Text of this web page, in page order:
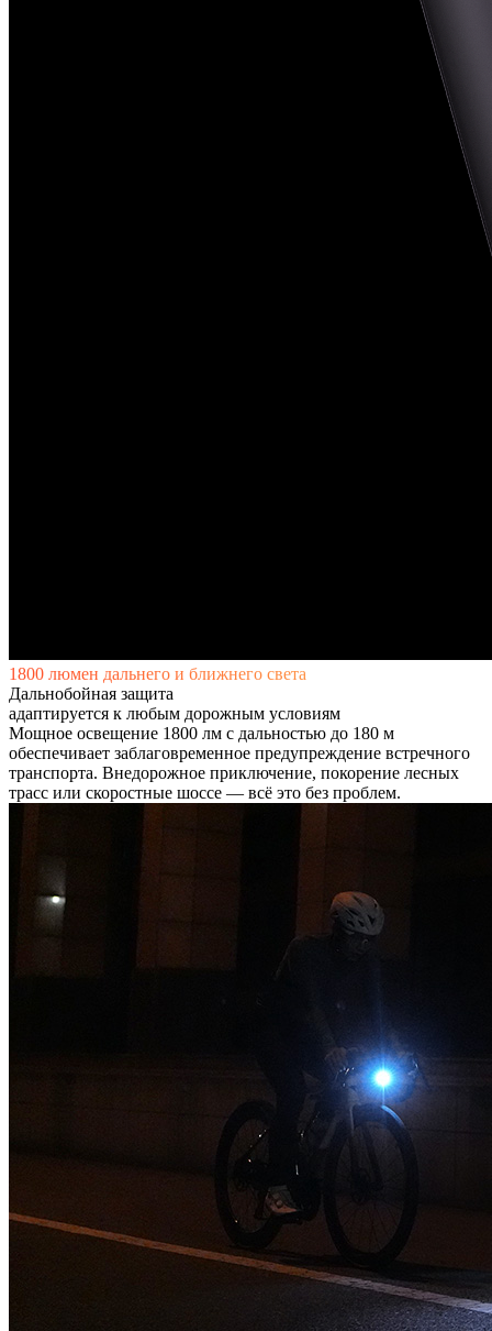
1800 люмен дальнего и ближнего света​​
Дальнобойная защита
адаптируется к любым дорожным условиям​
Мощное освещение 1800 лм с дальностью до 180 м
обеспечивает заблаговременное предупреждение встречного
транспорта. Внедорожное приключение, покорение лесных
трасс или скоростные шоссе — всё это без проблем.​